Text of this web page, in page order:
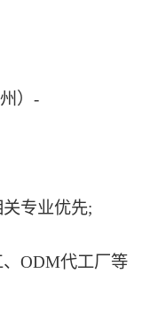
）-
专业优先;
ODM代工厂等